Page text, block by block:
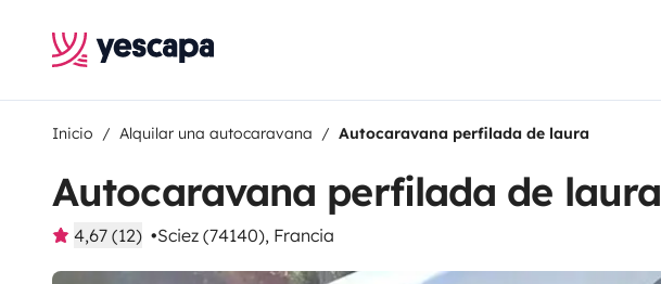
Inicio Alquilar una autocaravana Autocaravana perfilada de laura
Autocaravana perfilada de laura
4,67 (12) Sciez (74140), Francia